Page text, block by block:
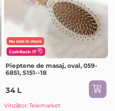
Nu este în stock
CashBack: 17
Pieptene de masaj, oval, 059-
6851, S151--18
34 L
Vînzător: Telemarket